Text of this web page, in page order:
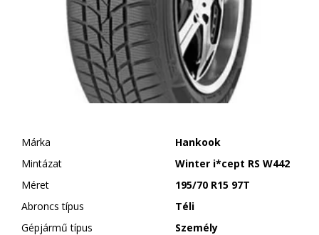
Márka
Hankook
Mintázat
Winter i*cept RS W442
Méret
195/70 R15 97T
Abroncs típus
Téli
Gépjármű típus
Személy